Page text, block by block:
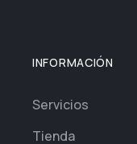
INFORMACIÓN
Servicios
Tienda